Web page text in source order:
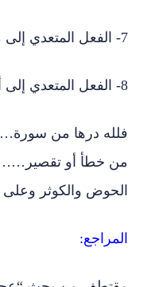
7- الفعل المتعدي إلى مفعول واحد: نحر.
8- الفعل المتعدي إلى أكثر من مفعول: أعطى.
فلله درها من
من خطأ أو
الحوض والكوثر
المراجع: